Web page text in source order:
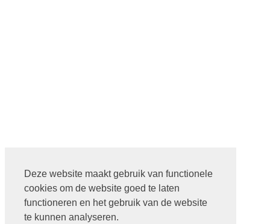
Deze website maakt gebruik van functionele
cookies om de website goed te laten
functioneren en het gebruik van de website
te kunnen analyseren.